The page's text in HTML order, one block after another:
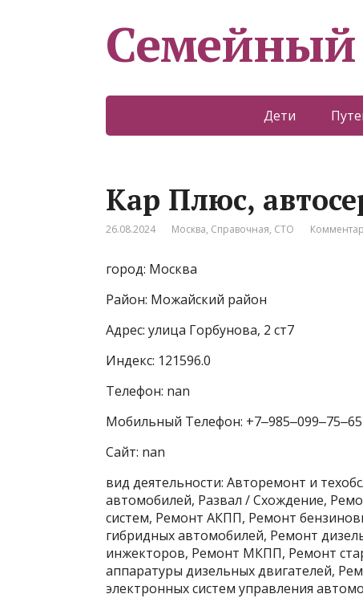
Семейный
Дети
Кар Плюс,
26.08.2024 Москва, Справочная, СТО
город: Москва
Район: Можайский район
Адрес: улица Горбунова, 2 ст7
Индекс: 121596.0
Телефон: nan
Мобильный Телефон: +7‒985‒099‒75‒65
Сайт: nan
вид деятельности: Авторемонт и
автомобилей, Развал / Схождение,
систем, Ремонт АКПП, Ремонт
гибридных автомобилей, Ремонт
инжекторов, Ремонт МКПП, Ремонт
аппаратуры дизельных двигателей,
электронных систем управления